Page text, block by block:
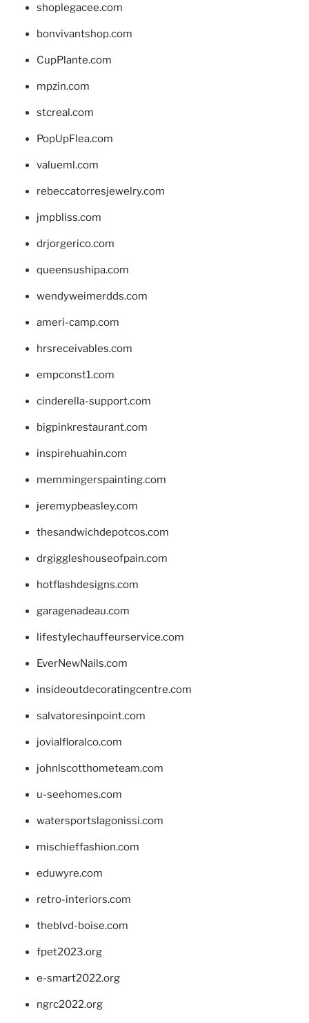
shoplegacee.com
bonvivantshop.com
CupPlante.com
mpzin.com
stcreal.com
PopUpFlea.com
valueml.com
rebeccatorresjewelry.com
jmpbliss.com
drjorgerico.com
queensushipa.com
wendyweimerdds.com
ameri-camp.com
hrsreceivables.com
empconst1.com
cinderella-support.com
bigpinkrestaurant.com
inspirehuahin.com
memmingerspainting.com
jeremypbeasley.com
thesandwichdepotcos.com
drgiggleshouseofpain.com
hotflashdesigns.com
garagenadeau.com
lifestylechauffeurservice.com
EverNewNails.com
insideoutdecoratingcentre.com
salvatoresinpoint.com
jovialfloralco.com
johnlscotthometeam.com
u-seehomes.com
watersportslagonissi.com
mischieffashion.com
eduwyre.com
retro-interiors.com
theblvd-boise.com
fpet2023.org
e-smart2022.org
ngrc2022.org